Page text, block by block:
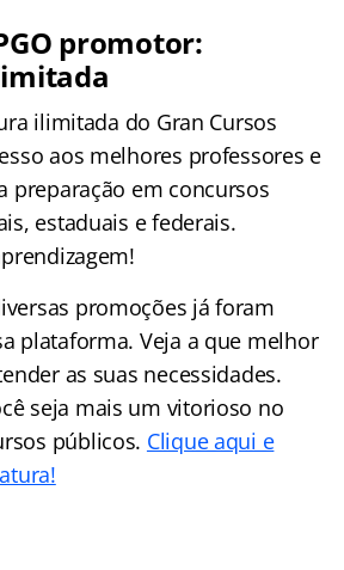
promotor:
ilimitada do Gran Cursos
aos melhores professores e
preparação em concursos
estaduais e federais.
promoções já foram
plataforma. Veja a que melhor
as suas necessidades.
seja mais um vitorioso no
públicos. Clique aqui e